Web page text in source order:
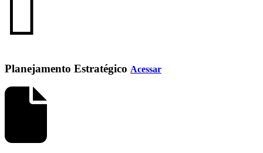
Planejamento Estratégico Acessar